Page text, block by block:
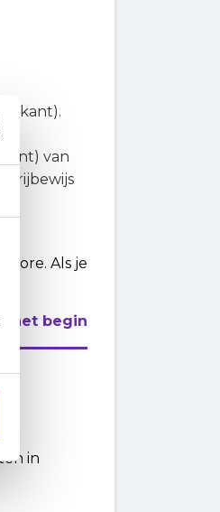
van
rijbewijs
Als je
het begin
in